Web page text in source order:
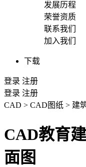
发展历程
荣誉资质
联系我们
加入我们
下载
登录 注册
登录 注册
CAD > CAD图纸 > 建
CAD教育
面图